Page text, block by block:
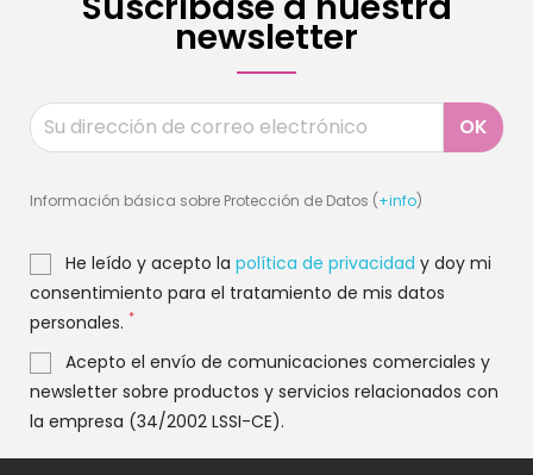
newsletter
Información básica sobre Protección de Datos (+info)
He leído y acepto la política de privacidad y doy mi
consentimiento para el tratamiento de mis datos
personales. *
Acepto el envío de comunicaciones comerciales y
newsletter sobre productos y servicios relacionados con
la empresa (34/2002 LSSI-CE).